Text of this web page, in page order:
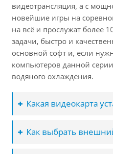
видеотрансляция, а с
новейшие игры на
на всё и прослужат
задачи, быстро и
основной софт и, если
компьютеров данной
водяного охлаждения.
Какая видеокарта
Как выбрать